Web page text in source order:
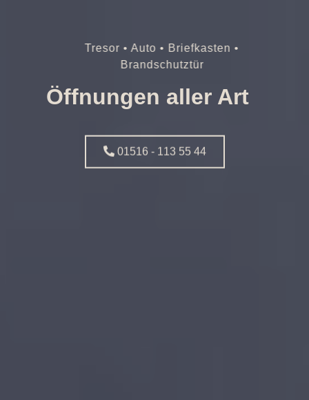
Tresor • Auto • Briefkasten •
Brandschutztür
Öffnungen aller Art
01516 - 113 55 44